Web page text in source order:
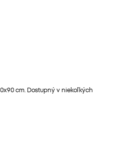
cm. Dostupný v niekoľkých